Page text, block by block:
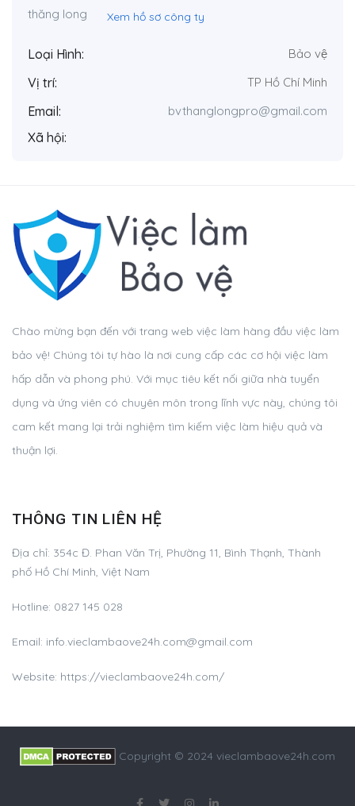
Xem hồ sơ công ty
Loại Hình: Bảo vệ
Vị trí: TP Hồ Chí Minh
Email: bvthanglongpro@gmail.com
Xã hội:
Chào mừng bạn đến với trang web việc làm hàng đầu việc làm
bảo vệ! Chúng tôi tự hào là nơi cung cấp các cơ hội việc làm
hấp dẫn và phong phú. Với mục tiêu kết nối giữa nhà tuyển
dụng và ứng viên có chuyên môn trong lĩnh vực này, chúng tôi
cam kết mang lại trải nghiệm tìm kiếm việc làm hiệu quả và
thuận lợi.
THÔNG TIN LIÊN HỆ
Địa chỉ: 354c Đ. Phan Văn Trị, Phường 11, Bình Thạnh, Thành
phố Hồ Chí Minh, Việt Nam
Hotline: 0827 145 028
Email: info.vieclambaove24h.com@gmail.com
Website: https://vieclambaove24h.com/
Copyright © 2024 vieclambaove24h.com